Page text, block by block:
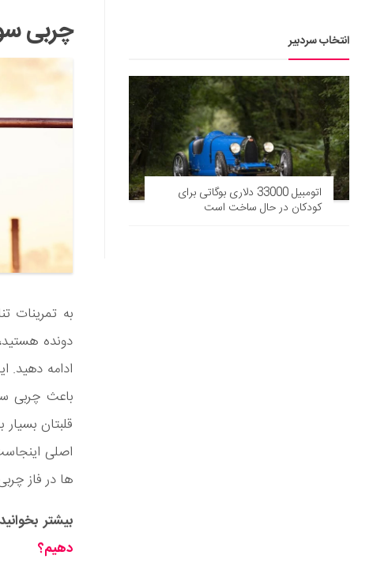
چربی
به تمرینات
ادامه دهید.
باعث چربی
قلبتان
اصلی
ها در فاز
بیشتر
دهیم؟
انتخاب سردبیر
اتومبیل 33000 دلاری بوگاتی برای
کودکان در حال ساخت است